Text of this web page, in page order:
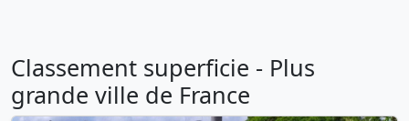
Classement superficie - Plus
grande ville de France